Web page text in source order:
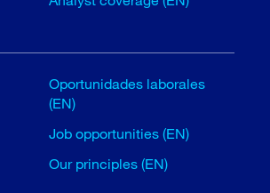
Oportunidades laborales
(EN)
Job opportunities (EN)
Our principles (EN)